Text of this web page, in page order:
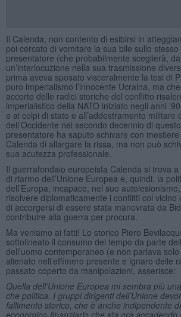
Il Calenda, non contento di esibirsi in
poi cercato di vomitare la sua bile sullo
presentatore (che probabilmente sceglierà, da
un’interlocuzione nella sua trasmissione
prima aveva sposato visceralmente la tesi di
puro imperialismo l’innocente Ucraina, ma
accorto delle radici storiche del conflitto
imperialistico della NATO iniziato negli anni
e ai colpi di stato e all’addestramento militare
dell’Occidente nel secondo decennio di
presentatore ha saputo schivare con
Calenda di allargare la rissa, ma non può
sua acutezza professionale.
Il guerrafondaio europeista Calenda si trova
di riarmo dell’Unione Europea e, quindi, la
dell’Europa, incapace, nel suo
risolvere diplomaticamente i conflitti col vicino
di accorgersi di essere stata manovrata da
contribuire alla guerra per procura.
Ma veniamo ai fatti! Lo storico Piero
sottolineato il consumo del tempo da parte
dell’uomo contemporaneo (e non parlava solo
alienato nell’effimero presente e ignaro delle
passato coperto da manipolazioni, asserisce:
Quella dell’Unione Europea mi sembra più
che politica. I gruppi dirigenti dell’Unione
fallimento storico, che è anche indipendente
economico-finanziario che sta ora accadendo